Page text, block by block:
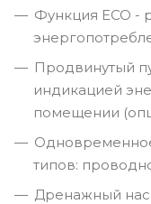
Функция ECO
Продвинутый
индикацией
помещении
типов:
Дренажный